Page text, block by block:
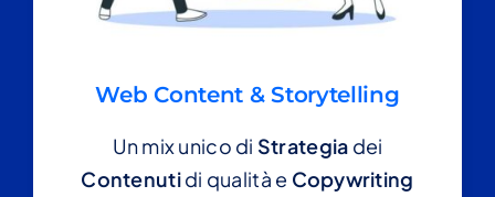
Web Content & Storytelling
Un mix unico di Strategia dei
Contenutidi qualità e Copywriting